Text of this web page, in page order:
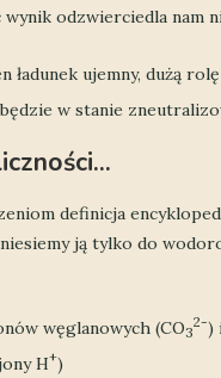
wynik odzwierciedla nam
ujemny, dużą
w stanie
definicja
ją tylko do
węglanowych (CO3
2-)
H+)